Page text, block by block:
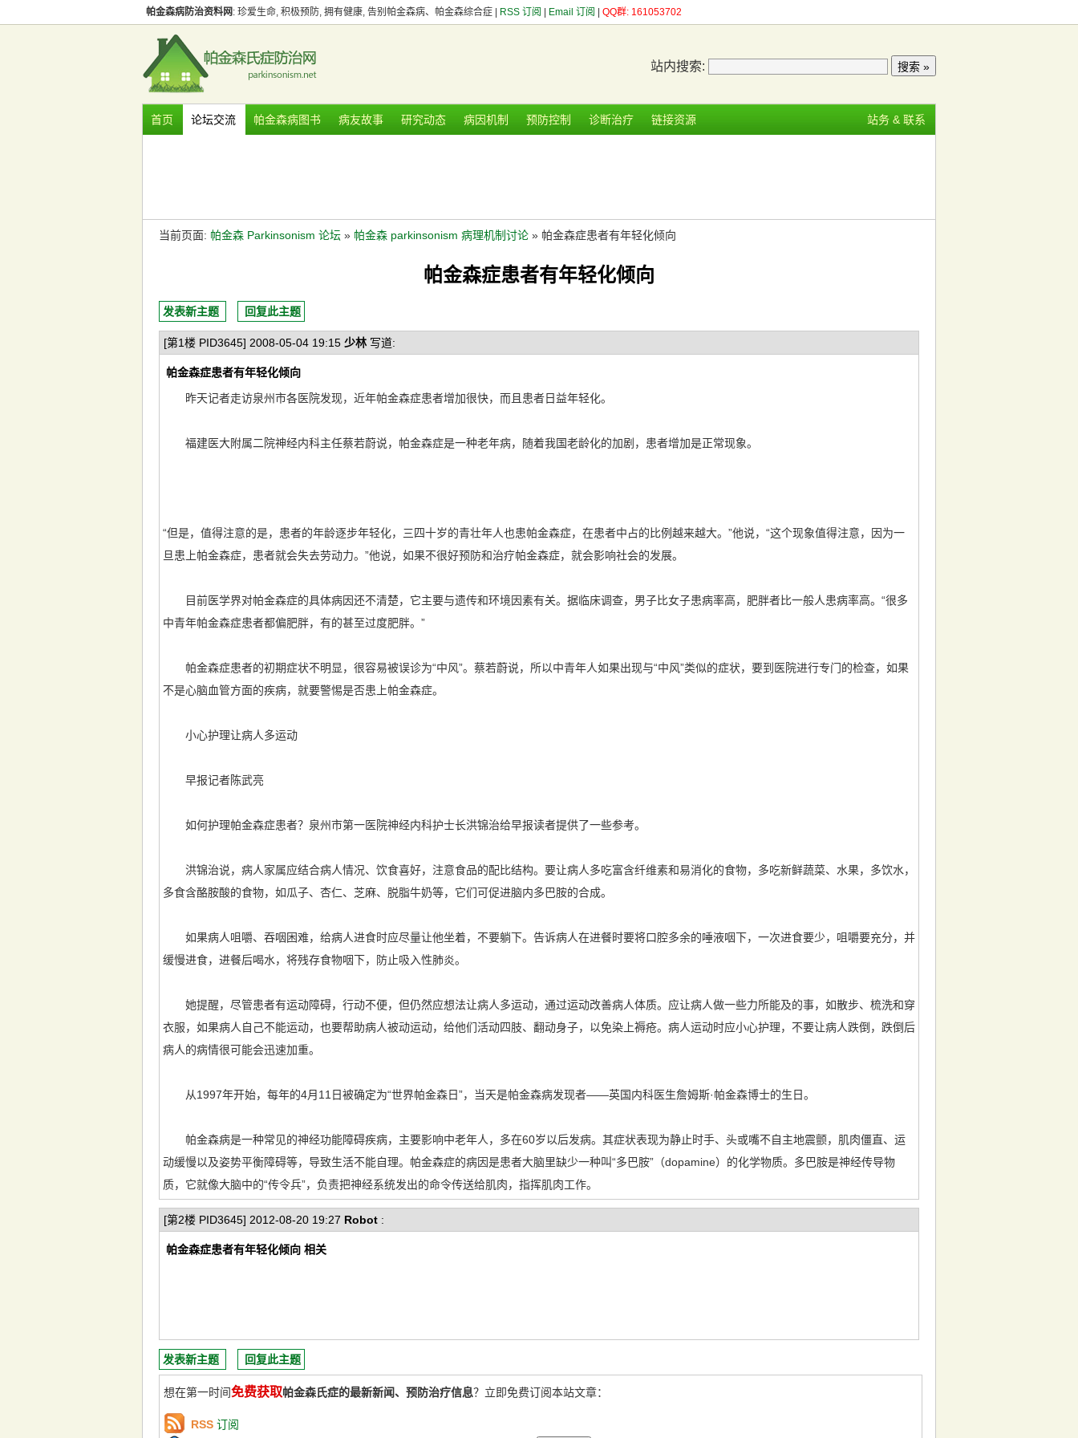
帕金森病防治资料网 : 珍爱生命, 积极预防, 拥有健康, 告别帕金森病、帕金森综合症 | RSS 订阅 Email 订阅 QQ群: 161053702
站内搜索:
首页 论坛交流 帕金森病图书 病友故事 研究动态 病因机制 预防控制 诊断治疗 链接资源 站务 & 联系
当前页面: 帕金森 Parkinsonism 论坛 » 帕金森 parkinsonism 病理机制讨论 » 帕金森症患者有年轻化倾向
帕金森症患者有年轻化倾向
发表新主题 回复此主题
[第1楼 PID3645] 2008-05-04 19:15 少林 写道:
帕金森症患者有年轻化倾向
昨天记者走访泉州市各医院发现，近年帕金森症患者增加很快，而且患者日益年轻化。
福建医大附属二院神经内科主任蔡若蔚说，帕金森症是一种老年病，随着我国老龄化的加剧，患者增加是正常现象。
“但是，值得注意的是，患者的年龄逐步年轻化，三四十岁的青壮年人也患帕金森症，在患者中占的比例越来越大。”他说，“这个现象值得注意，因为一
旦患上帕金森症，患者就会失去劳动力。”他说，如果不很好预防和治疗帕金森症，就会影响社会的发展。
目前医学界对帕金森症的具体病因还不清楚，它主要与遗传和环境因素有关。据临床调查，男子比女子患病率高，肥胖者比一般人患病率高。“很多
中青年帕金森症患者都偏肥胖，有的甚至过度肥胖。”
帕金森症患者的初期症状不明显，很容易被误诊为“中风”。蔡若蔚说，所以中青年人如果出现与“中风”类似的症状，要到医院进行专门的检查，如果
不是心脑血管方面的疾病，就要警惕是否患上帕金森症。
小心护理让病人多运动
早报记者陈武亮
如何护理帕金森症患者？泉州市第一医院神经内科护士长洪锦治给早报读者提供了一些参考。
洪锦治说，病人家属应结合病人情况、饮食喜好，注意食品的配比结构。要让病人多吃富含纤维素和易消化的食物，多吃新鲜蔬菜、水果，多饮水，
多食含酪胺酸的食物，如瓜子、杏仁、芝麻、脱脂牛奶等，它们可促进脑内多巴胺的合成。
如果病人咀嚼、吞咽困难，给病人进食时应尽量让他坐着，不要躺下。告诉病人在进餐时要将口腔多余的唾液咽下，一次进食要少，咀嚼要充分，并
缓慢进食，进餐后喝水，将残存食物咽下，防止吸入性肺炎。
她提醒，尽管患者有运动障碍，行动不便，但仍然应想法让病人多运动，通过运动改善病人体质。应让病人做一些力所能及的事，如散步、梳洗和穿
衣服，如果病人自己不能运动，也要帮助病人被动运动，给他们活动四肢、翻动身子，以免染上褥疮。病人运动时应小心护理，不要让病人跌倒，跌倒后
病人的病情很可能会迅速加重。
从1997年开始，每年的4月11日被确定为“世界帕金森日”，当天是帕金森病发现者——英国内科医生詹姆斯·帕金森博士的生日。
帕金森病是一种常见的神经功能障碍疾病，主要影响中老年人，多在60岁以后发病。其症状表现为静止时手、头或嘴不自主地震颤，肌肉僵直、运
动缓慢以及姿势平衡障碍等，导致生活不能自理。帕金森症的病因是患者大脑里缺少一种叫“多巴胺”（dopamine）的化学物质。多巴胺是神经传导物
质，它就像大脑中的“传令兵”，负责把神经系统发出的命令传送给肌肉，指挥肌肉工作。
[第2楼 PID3645] 2012-08-20 19:27 Robot :
帕金森症患者有年轻化倾向 相关
发表新主题 回复此主题
想在第一时间免费获取帕金森氏症的最新新闻、预防治疗信息？立即免费订阅本站文章：
RSS 订阅